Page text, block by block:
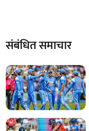
संबंधित समाचार